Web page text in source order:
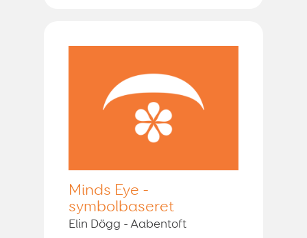
Minds Eye -
symbolbaseret
Elin Dögg - Aabentoft